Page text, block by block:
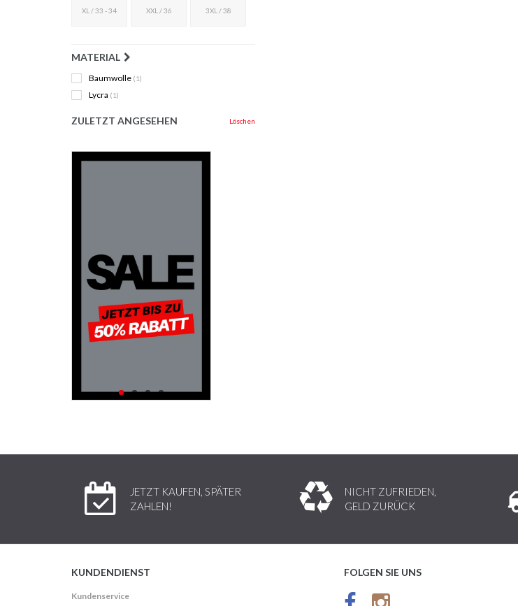
XL / 33 - 34 XXL / 36 3XL / 38
MATERIAL
Baumwolle (1)
Lycra (1)
ZULETZT ANGESEHEN Löschen
JETZT KAUFEN, SPÄTER
ZAHLEN!
NICHT ZUFRIEDEN,
GELD ZURÜCK
KUNDENDIENST
Kundenservice
FOLGEN SIE UNS